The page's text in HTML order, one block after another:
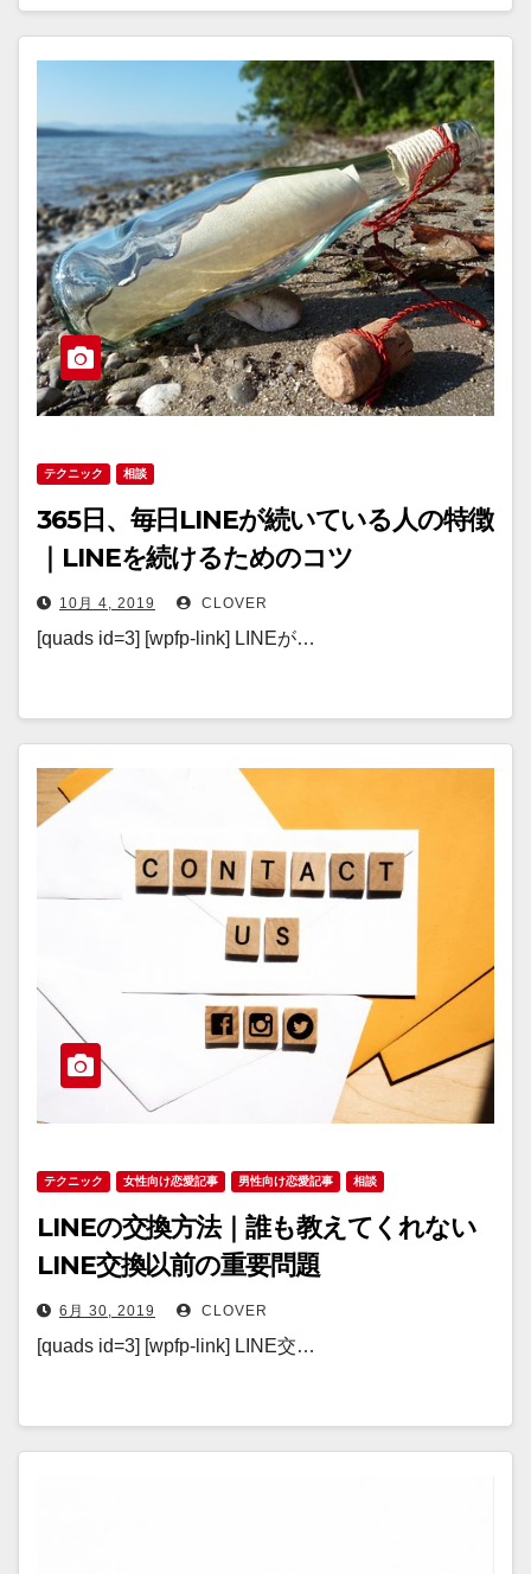
テクニック 相談
365日、毎日LINEが続いている人の特徴
｜LINEを続けるためのコツ
10月 4, 2019 CLOVER
[quads id=3] [wpfp-link] LINEが…
テクニック 女性向け恋愛記事 男性向け恋愛記事 相談
LINEの交換方法｜誰も教えてくれない
LINE交換以前の重要問題
6月 30, 2019 CLOVER
[quads id=3] [wpfp-link] LINE交…